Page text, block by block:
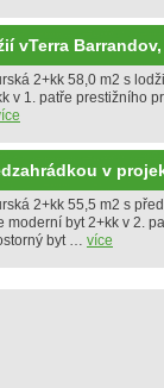
vTerra Barrandov,
2+kk 58,0 m2 s
v 1. patře prestižního
v
2+kk 55,5 m2 s
moderní byt 2+kk v 2.
byt … více